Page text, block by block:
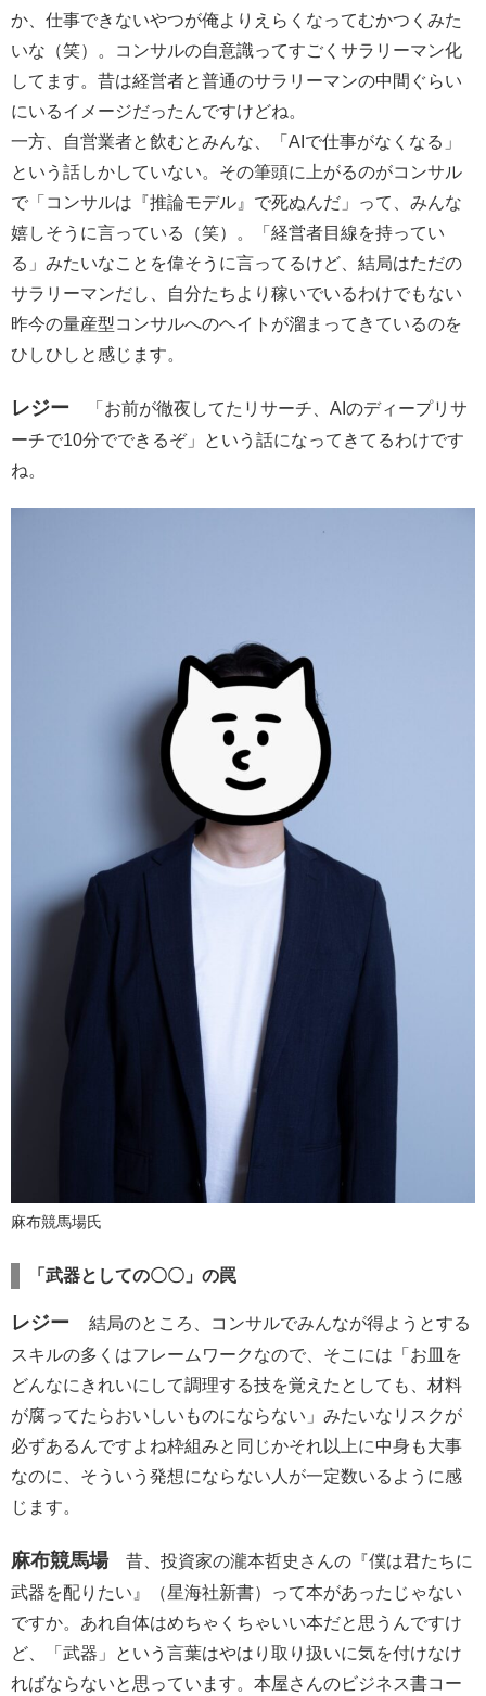
か、仕事できないやつが俺よりえらくなってむかつくみた
いな（笑）。コンサルの自意識ってすごくサラリーマン化
してます。昔は経営者と普通のサラリーマンの中間ぐらい
にいるイメージだったんですけどね。
一方、自営業者と飲むとみんな、「AIで仕事がなくなる」
という話しかしていない。その筆頭に上がるのがコンサル
で「コンサルは『推論モデル』で死ぬんだ」って、みんな
嬉しそうに言っている（笑）。「経営者目線を持ってい
る」みたいなことを偉そうに言ってるけど、結局はただの
サラリーマンだし、自分たちより稼いでいるわけでもない
昨今の量産型コンサルへのヘイトが溜まってきているのを
ひしひしと感じます。
レジー 「お前が徹夜してたリサーチ、AIのディープリサ
ーチで10分でできるぞ」という話になってきてるわけです
ね。
麻布競馬場氏
「武器としての〇〇」の罠
レジー 結局のところ、コンサルでみんなが得ようとする
スキルの多くはフレームワークなので、そこには「お皿を
どんなにきれいにして調理する技を覚えたとしても、材料
が腐ってたらおいしいものにならない」みたいなリスクが
必ずあるんですよね枠組みと同じかそれ以上に中身も大事
なのに、そういう発想にならない人が一定数いるように感
じます。
麻布競馬場昔、投資家の瀧本哲史さんの『僕は君たちに
武器を配りたい』（星海社新書）って本があったじゃない
ですか。あれ自体はめちゃくちゃいい本だと思うんですけ
ど、「武器」という言葉はやはり取り扱いに気を付けなけ
ればならないと思っています。本屋さんのビジネス書コー